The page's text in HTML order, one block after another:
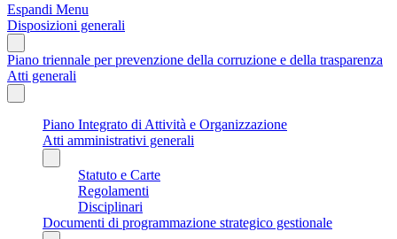
Espandi Menu
Disposizioni generali
Piano triennale per prevenzione della corruzione e della trasparenza
Atti generali
Piano Integrato di Attività e Organizzazione
Atti amministrativi generali
Statuto e Carte
Regolamenti
Disciplinari
Documenti di programmazione strategico gestionale